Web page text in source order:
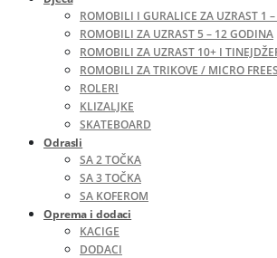
ROMOBILI I GURALICE ZA UZRAST 1
ROMOBILI ZA UZRAST 5 – 12 GODINA
ROMOBILI ZA UZRAST 10+ I
ROMOBILI ZA TRIKOVE / MICRO
ROLERI
KLIZALJKE
SKATEBOARD
Odrasli
SA 2 TOČKA
SA 3 TOČKA
SA KOFEROM
Oprema i dodaci
KACIGE
DODACI